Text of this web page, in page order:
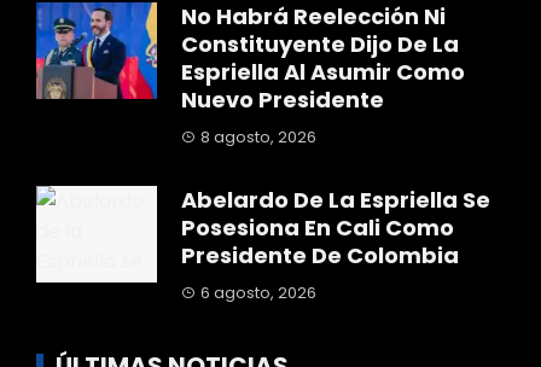
No Habrá Reelección Ni
Constituyente Dijo De La
Espriella Al Asumir Como
Nuevo Presidente
8 agosto, 2026
Abelardo De La Espriella Se
Posesiona En Cali Como
Presidente De Colombia
6 agosto, 2026